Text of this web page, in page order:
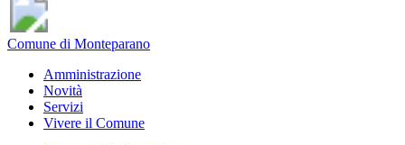
Comune di Monteparano
Amministrazione
Novità
Servizi
Vivere il Comune